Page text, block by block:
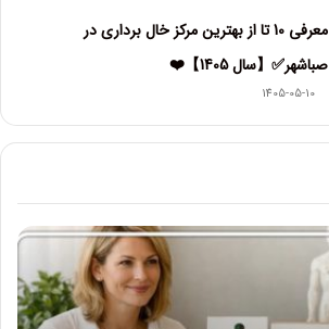
معرفی 10 تا از بهترین مرکز خال برداری در
صباشهر✅【سال 1405】❤️
1405-05-10